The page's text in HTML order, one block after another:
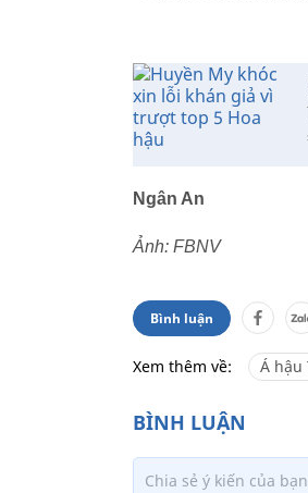
Ngân An
Ảnh: FBNV
Bình luận
Xem thêm về: Á hậu